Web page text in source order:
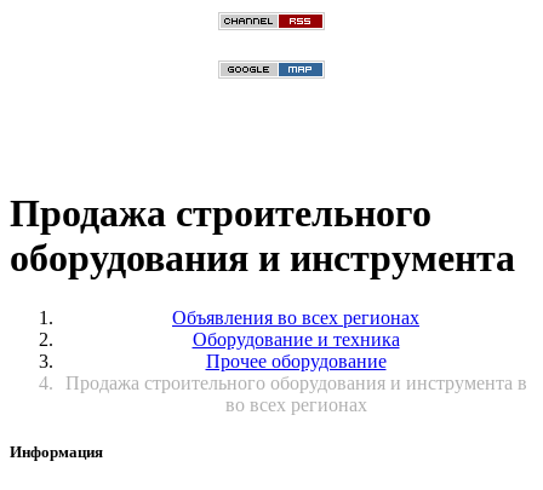
Продажа строительного
оборудования и инструмента
Объявления во всех регионах
Оборудование и техника
Прочее оборудование
Продажа строительного оборудования и инструмента в
во всех регионах
Информация